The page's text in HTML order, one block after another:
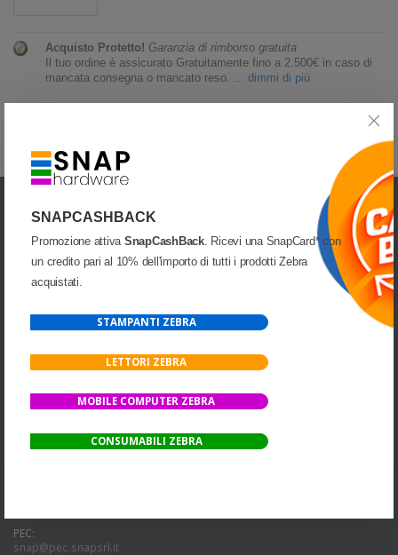
SNAPCASHBACK
Promozione attiva SnapCashBack. Ricevi una SnapCard* con
un credito pari al 10% dell'importo di tutti i prodotti Zebra
acquistati.
STAMPANTI ZEBRA
LETTORI ZEBRA
MOBILE COMPUTER ZEBRA
CONSUMABILI ZEBRA
Acquisto Protetto! Garanzia di rimborso gratuita
Il tuo ordine è assicurato Gratuitamente fino a 2.500€ in caso di
mancata consegna o mancato reso. ... dimmi di più
UNA DIVISIONE DI
Via Cap. Luca Mazzella, 40-44
82100 Benevento(BN)
PARTITA IVA:
PEC:
snap@pec.snapsrl.it